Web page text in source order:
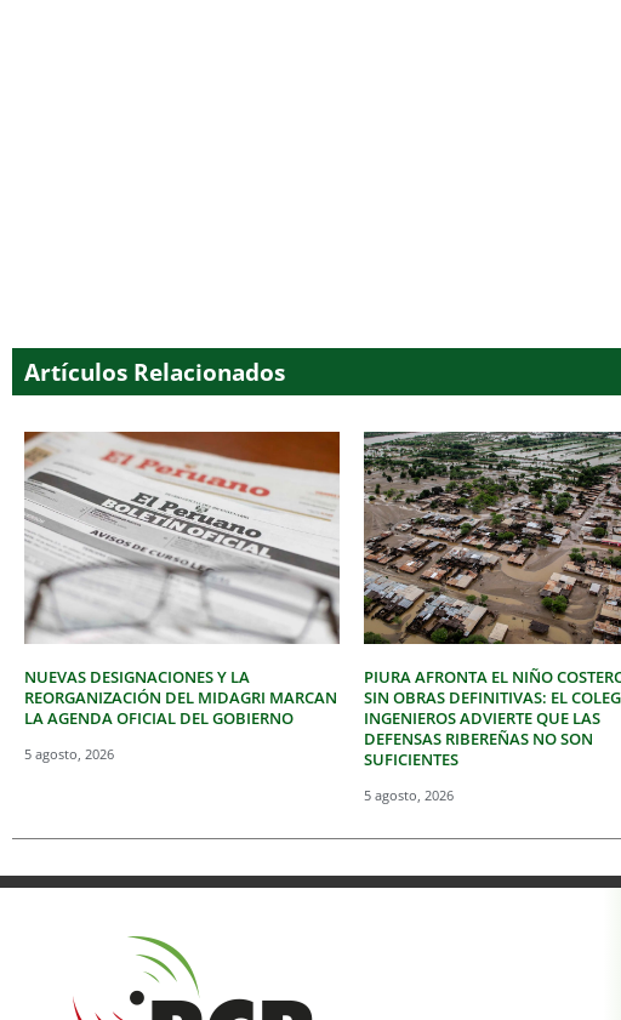
Artículos Relacionados
NUEVAS DESIGNACIONES Y LA
REORGANIZACIÓN DEL MIDAGRI MARCAN
LA AGENDA OFICIAL DEL GOBIERNO
5 agosto, 2026
PIURA AFRONTA EL NIÑO
SIN OBRAS DEFINITIVAS: EL
INGENIEROS ADVIERTE QUE LAS
DEFENSAS RIBEREÑAS NO SON
SUFICIENTES
5 agosto, 2026